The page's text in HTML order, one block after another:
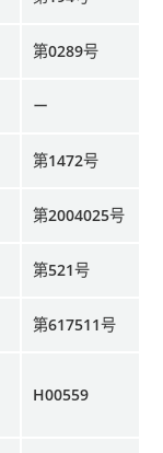
第0289号
ー
第1472号
第2004025号
第521号
第617511号
H00559